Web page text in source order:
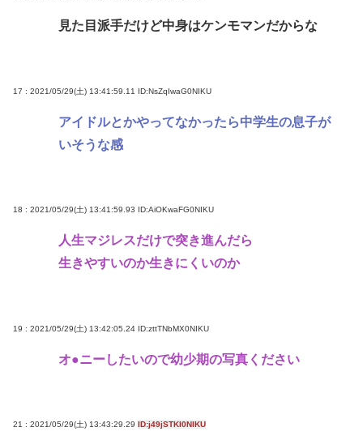
見た目派手だけど中身はケンモマンだからな
17 : 2021/05/29(土) 13:41:59.11 ID:NsZqIwaG0NIKU
アイドルとかやってなかったら中学生の息子が
いそうな感
18 : 2021/05/29(土) 13:41:59.93 ID:AiOKwaFG0NIKU
人生マジレスだけで突き進んだら
生きやすいのか生きにくいのか
19 : 2021/05/29(土) 13:42:05.24 ID:zttTNbMX0NIKU
オ●ニーしたいので幼少期の写真ください
21 : 2021/05/29(土) 13:43:29.29 ID:j49jSTKI0NIKU